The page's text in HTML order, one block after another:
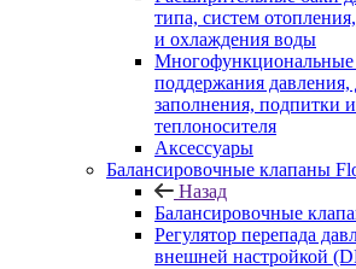
типа, систем
и охлаждения воды
Многофункциональные
поддержания давления,
заполнения, подпитки
теплоносителя
Аксессуары
Балансировочные клапаны
Назад
Балансировочные
Регулятор перепада
внешней настройкой